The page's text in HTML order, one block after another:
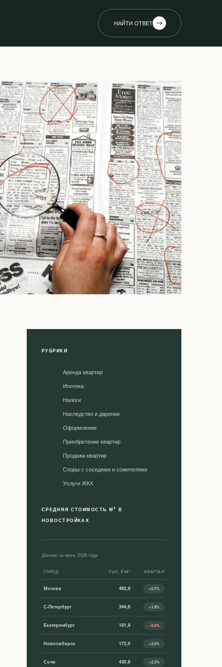
НАЙТИ ОТВЕТ
РУБРИКИ
Аренда квартир
Ипотека
Налоги
Наследство и дарение
Оформление
Приобретение квартир
Продажа квартир
Споры с соседями и сожителями
Уcлуги ЖКХ
СРЕДНЯЯ СТОИМОСТЬ М2 В
НОВОСТРОЙКАХ
Данные за июнь 2026 года
ГОРОД ТЫС. ₽/М² КВАРТАЛ
Москва 492,9 +0,7%
С-Петербург 344,6 +1,9%
Екатеринбург 181,9 −0,2%
Новосибирск 172,0 +2,0%
Сочи 430,8 +2,3%